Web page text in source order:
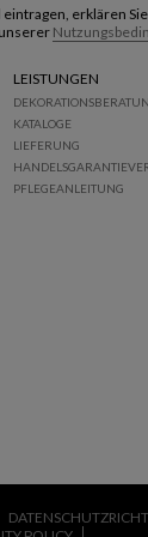
erklären
LEISTUNGEN
KATALOGE
LIEFERUNG
PFLEGEANLEITUNG